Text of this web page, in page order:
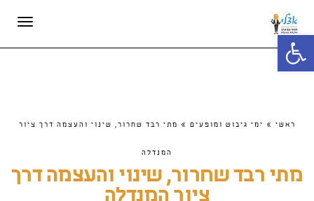
פתח סרגל נגישות
ראשי » ימי גיבוש ומופעים » מתי רבד שחרור, שינוי והעצמה דרך ציור
המנדלה
מתי רבד שחרור, שינוי והעצמה דרך